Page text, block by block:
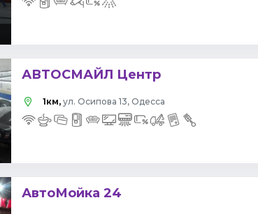
АВТОСМАЙЛ Центр
1км, ул. Осипова 13, Одесса
АвтоМойка 24